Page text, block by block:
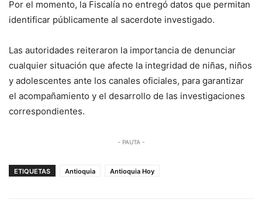
Por el momento, la Fiscalía no entregó datos que permitan
identificar públicamente al sacerdote investigado.
Las autoridades reiteraron la importancia de denunciar
cualquier situación que afecte la integridad de niñas, niños
y adolescentes ante los canales oficiales, para garantizar
el acompañamiento y el desarrollo de las investigaciones
correspondientes.
- PAUTA -
ETIQUETAS Antioquia Antioquia Hoy